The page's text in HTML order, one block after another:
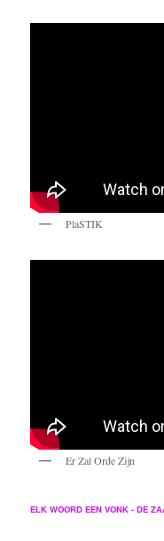
PlaSTIK
Er Zal Orde Zijn
ELK WOORD EEN VONK - DE